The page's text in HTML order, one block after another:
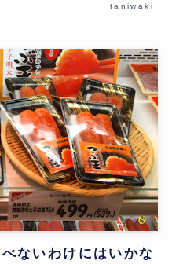
taniwaki
ないわけにはいかな